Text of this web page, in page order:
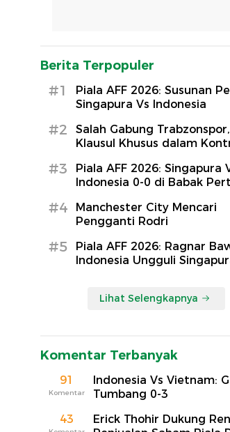
Berita Terpopuler
#1
Piala AFF 2026: Susunan
Singapura Vs Indonesia
#2
Salah Gabung
Klausul Khusus dalam
#3
Piala AFF 2026: Singapura
Indonesia 0-0 di Babak
#4
Manchester City Mencari
Pengganti Rodri
#5
Piala AFF 2026: Ragnar
Indonesia Ungguli
Lihat Selengkapnya
Komentar Terbanyak
91
Komentar
Indonesia Vs Vietnam:
Tumbang 0-3
43
Erick Thohir Dukung